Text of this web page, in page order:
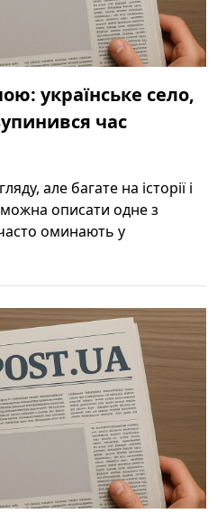
українське село,
час
але багате на історії і
описати одне з
оминають у